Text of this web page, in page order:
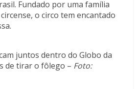
Fundado por uma família
o circo tem encantado
juntos dentro do Globo da
de tirar o fôlego – Foto: